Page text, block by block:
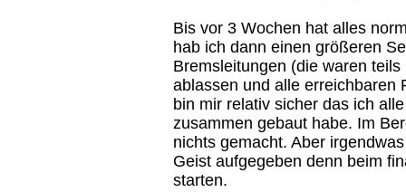
Bis vor 3 Wochen hat alles
hab ich dann einen größeren
Bremsleitungen (die waren
ablassen und alle erreichbaren
bin mir relativ sicher das ich
zusammen gebaut habe. Im
nichts gemacht. Aber
Geist aufgegeben denn beim
starten.